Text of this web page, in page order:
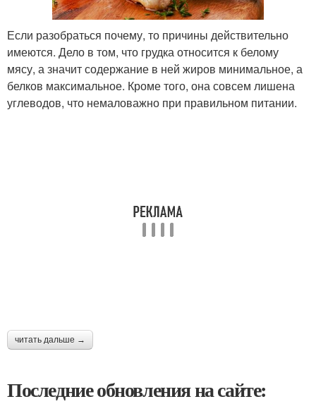
Если разобраться почему, то причины действительно
имеются. Дело в том, что грудка относится к белому
мясу, а значит содержание в ней жиров минимальное, а
белков максимальное. Кроме того, она совсем лишена
углеводов, что немаловажно при правильном питании.
читать дальше →
Последние обновления на сайте: